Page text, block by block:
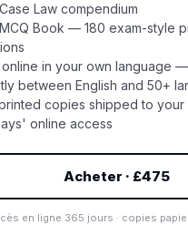
Law compendium
Book — 180 exam-style
online in your own language
between English and 50+
copies shipped to your
online access
Acheter · £475
en ligne 365 jours · copies